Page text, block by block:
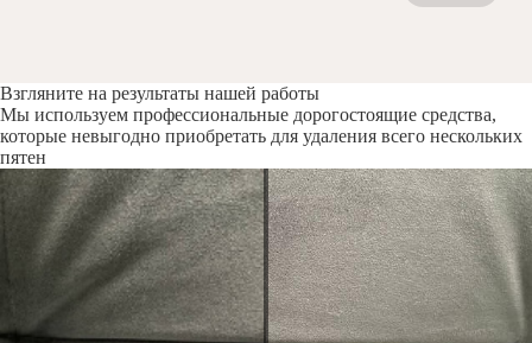
Взгляните на результаты нашей работы
Мы используем профессиональные дорогостоящие средства,
которые невыгодно приобретать для удаления всего нескольких
пятен